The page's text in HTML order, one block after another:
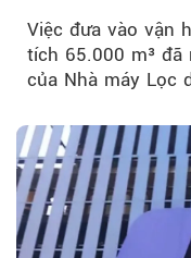
Việc đưa vào vận
tích 65.000 m³
của Nhà máy Lọc